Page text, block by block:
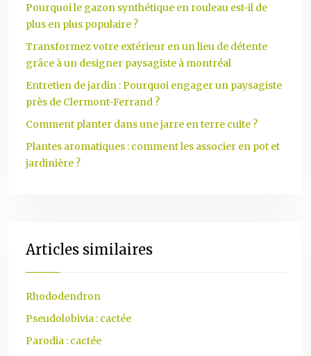
Pourquoi le gazon synthétique en rouleau est-il de
plus en plus populaire ?
Transformez votre extérieur en un lieu de détente
grâce à un designer paysagiste à montréal
Entretien de jardin : Pourquoi engager un paysagiste
près de Clermont-Ferrand ?
Comment planter dans une jarre en terre cuite ?
Plantes aromatiques : comment les associer en pot et
jardinière ?
Articles similaires
Rhododendron
Pseudolobivia : cactée
Parodia : cactée